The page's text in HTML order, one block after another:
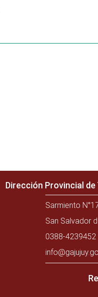
Dirección Provincial
Sarmiento
San Salvador
0388-